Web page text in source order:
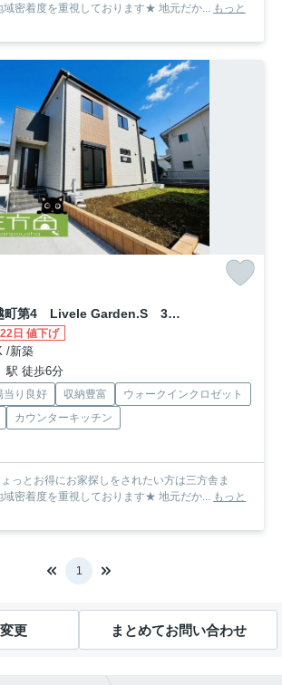
は地域密着度を重視しております★ 地元だか... もっと
新築 前橋市樋越町第4 Livele Garden.S 3号棟
日 値下げ
/新築
駅 徒歩6分
当り良好 収納豊富
ウォークインクロゼット
カウンターキッチン
っとお得にお家探しをされたい方は三方舎ま
は地域密着度を重視しております★ 地元だか... もっと
1
更 まとめてお問い合わせ